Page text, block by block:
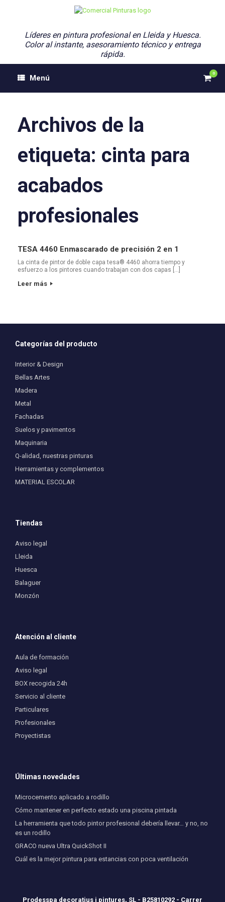
Líderes en pintura profesional en Lleida y Huesca.
Color al instante, asesoramiento técnico y entrega
rápida.
Menú
Ver
0
Archivos de la
etiqueta: cinta para
acabados
profesionales
TESA 4460 Enmascarado de precisión 2 en 1
La cinta de pintor de doble capa tesa® 4460 ahorra tiempo y
esfuerzo a los pintores cuando trabajan con dos capas […]
Leer más
Categorías del producto
Interior & Design
Bellas Artes
Madera
Metal
Fachadas
Suelos y pavimentos
Maquinaria
Q-alidad, nuestras pinturas
Herramientas y complementos
MATERIAL ESCOLAR
Tiendas
Aviso legal
Lleida
Huesca
Balaguer
Monzón
Atención al cliente
Aula de formación
Aviso legal
BOX recogida 24h
Servicio al cliente
Particulares
Profesionales
Proyectistas
Últimas novedades
Microcemento aplicado a rodillo
Cómo mantener en perfecto estado una piscina pintada
La herramienta que todo pintor profesional debería llevar… y no, no
es un rodillo
GRACO nueva Ultra QuickShot II
Cuál es la mejor pintura para estancias con poca ventilación
Prodesspa decoratius i pintures, SL - B25810292 - Carrer